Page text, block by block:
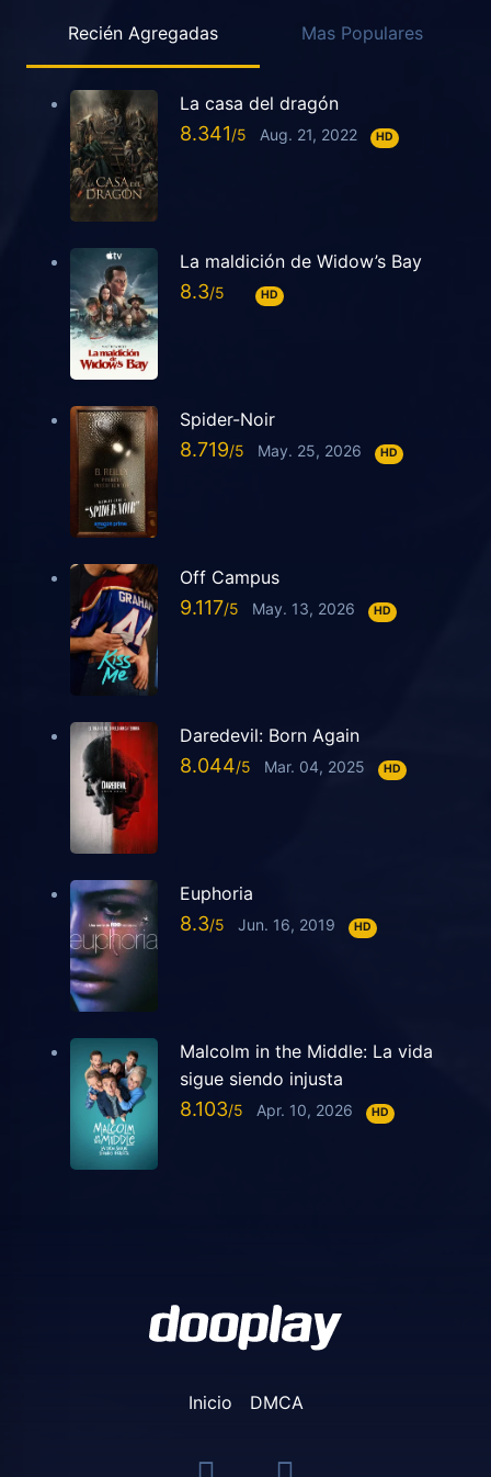
Recién Agregadas Mas Populares
La casa del dragón
8.341 Aug. 21, 2022 HD
La maldición de Widow’s Bay
8.3 HD
Spider-Noir
8.719 May. 25, 2026 HD
Off Campus
9.117 May. 13, 2026 HD
Daredevil: Born Again
8.044 Mar. 04, 2025 HD
Euphoria
8.3 Jun. 16, 2019 HD
Malcolm in the Middle: La vida
sigue siendo injusta
8.103 Apr. 10, 2026 HD
Inicio DMCA